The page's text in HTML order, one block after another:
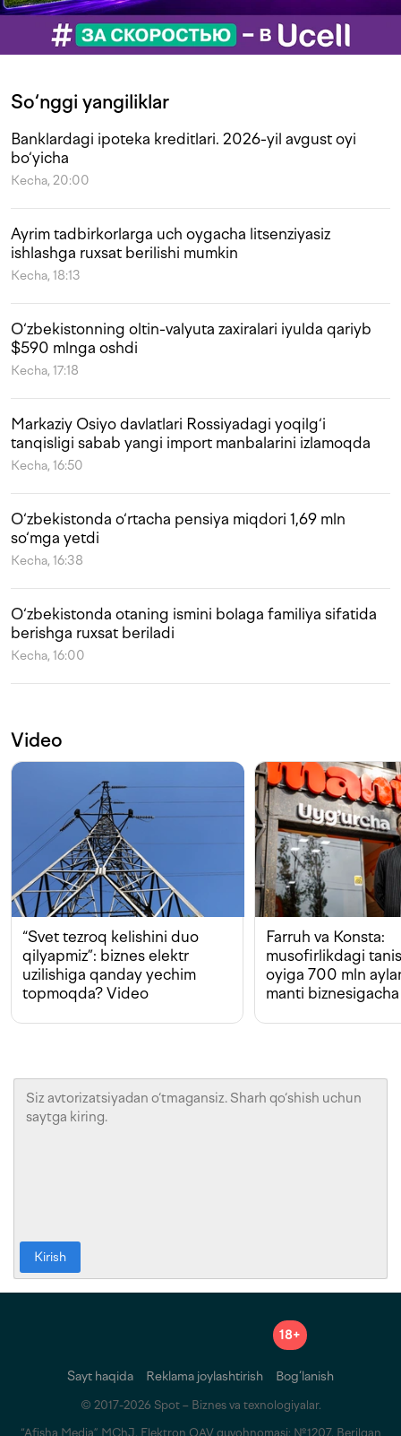
So‘nggi yangiliklar
Banklardagi ipoteka kreditlari. 2026-yil avgust oyi
bo‘yicha
Kecha, 20:00
Ayrim tadbirkorlarga uch oygacha litsenziyasiz
ishlashga ruxsat berilishi mumkin
Kecha, 18:13
O‘zbekistonning oltin-valyuta zaxiralari iyulda qariyb
$590 mlnga oshdi
Kecha, 17:18
Markaziy Osiyo davlatlari Rossiyadagi yoqilg‘i
tanqisligi sabab yangi import manbalarini izlamoqda
Kecha, 16:50
O‘zbekistonda o‘rtacha pensiya miqdori 1,69 mln
so‘mga yetdi
Kecha, 16:38
O‘zbekistonda otaning ismini bolaga familiya sifatida
berishga ruxsat beriladi
Kecha, 16:00
Video
“Svet tezroq kelishini duo
qilyapmiz”: biznes elektr
uzilishiga qanday yechim
topmoqda? Video
Farruh va Konsta:
musofirlikdagi
oyiga 700 mln
manti biznesigacha
Kirish
18+
Sayt haqida Reklama joylashtirish Bog‘lanish
© 2017-2026 Spot – Biznes va texnologiyalar.
“Afisha Media” MChJ. Elektron OAV guvohnomasi: №1207. Berilgan